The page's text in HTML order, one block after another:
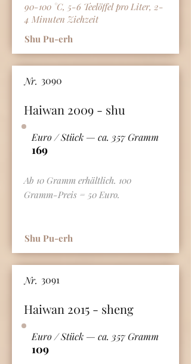
90-100 °C, 5-6 Teelöffel pro Liter, 2-
4 Minuten Ziehzeit
Shu Pu-erh
3090
Nr.
Haiwan 2009 - shu
169
Euro / Stück — ca. 357 Gramm
Ab 10 Gramm erhältlich. 100
Gramm-Preis = 50 Euro.
Shu Pu-erh
3091
Nr.
Haiwan 2015 - sheng
109
Euro / Stück — ca. 357 Gramm